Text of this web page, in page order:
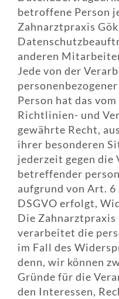
betroffene Person
Zahnarztpraxis
anderen
Jede von der
Person hat das
Richtlinien- und
gewährte Recht,
ihrer besonderen
jederzeit gegen die
betreffender
aufgrund von Art. 6
DSGVO erfolgt,
Die Zahnarztpraxis
verarbeitet die
im Fall des
denn, wir können
Gründe für die
den Interessen,